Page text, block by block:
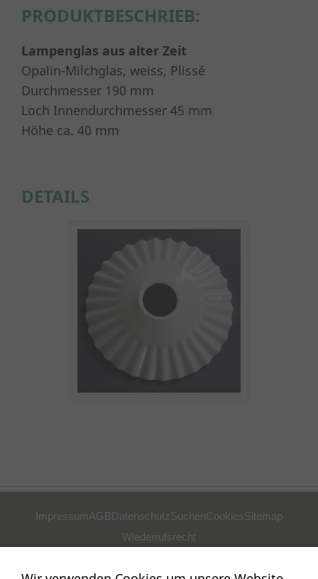
PRODUKTBESCHRIEB:
Lampenglas aus alter Zeit
Opalin-Milchglas, weiss, Plissé
Durchmesser 190 mm
Loch Innendurchmesser 45 mm
Höhe ca. 40 mm
DETAILS
ImpressumAGBDatenschutzSuchenCookiesSitemap
Wiederrufsrecht